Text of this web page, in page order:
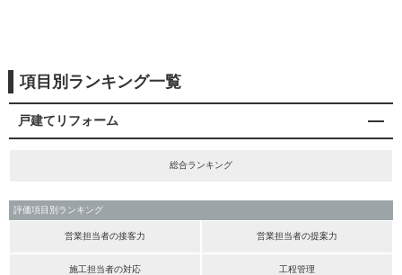
項目別ランキング一覧
戸建てリフォーム
総合ランキング
評価項目別ランキング
営業担当者の接客力 営業担当者の提案力
施工担当者の対応 工程管理